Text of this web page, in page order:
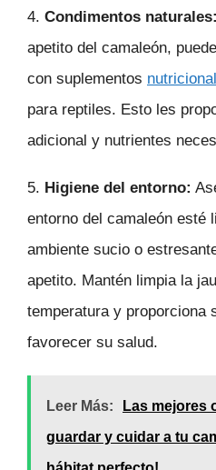
4. Condimentos naturales:
apetito del camaleón,
con suplementos
para reptiles. Esto les
adicional y nutrientes
5. Higiene del entorno:
entorno del camaleón esté
ambiente sucio o
apetito. Mantén limpia la
temperatura y proporciona
favorecer su salud.
Leer Más:
Las mejores
guardar y cuidar a tu